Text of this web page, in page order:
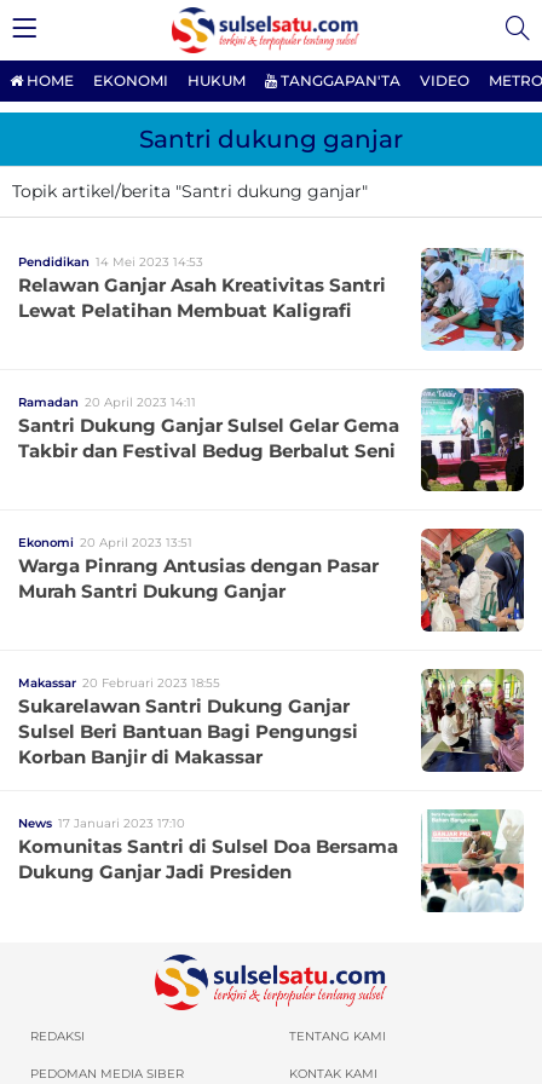
HOME EKONOMI HUKUM TANGGAPAN'TA VIDEO
Santri dukung ganjar
Topik artikel/berita "Santri dukung ganjar"
Pendidikan 14 Mei 2023 14:53
Relawan Ganjar Asah Kreativitas Santri
Lewat Pelatihan Membuat Kaligrafi
Ramadan 20 April 2023 14:11
Santri Dukung Ganjar Sulsel Gelar Gema
Takbir dan Festival Bedug Berbalut Seni
Ekonomi 20 April 2023 13:51
Warga Pinrang Antusias dengan Pasar
Murah Santri Dukung Ganjar
Makassar 20 Februari 2023 18:55
Sukarelawan Santri Dukung Ganjar
Sulsel Beri Bantuan Bagi Pengungsi
Korban Banjir di Makassar
News 17 Januari 2023 17:10
Komunitas Santri di Sulsel Doa Bersama
Dukung Ganjar Jadi Presiden
REDAKSI TENTANG KAMI
PEDOMAN MEDIA SIBER KONTAK KAMI